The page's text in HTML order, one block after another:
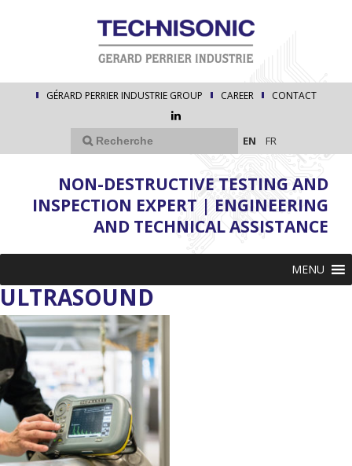
GÉRARD PERRIER INDUSTRIE GROUP CAREER CONTACT
EN FR
NON-DESTRUCTIVE TESTING AND
INSPECTION EXPERT | ENGINEERING
AND TECHNICAL ASSISTANCE
MENU
ULTRASOUND